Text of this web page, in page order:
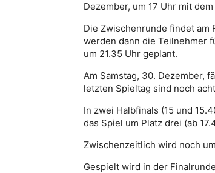
Dezember, um 17 Uhr mit
Die Zwischenrunde findet am
werden dann die Teilnehmer
um 21.35 Uhr geplant.
Am Samstag, 30. Dezember,
letzten Spieltag sind noch
In zwei Halbfinals (15 und
das Spiel um Platz drei (ab
Zwischenzeitlich wird noch
Gespielt wird in der